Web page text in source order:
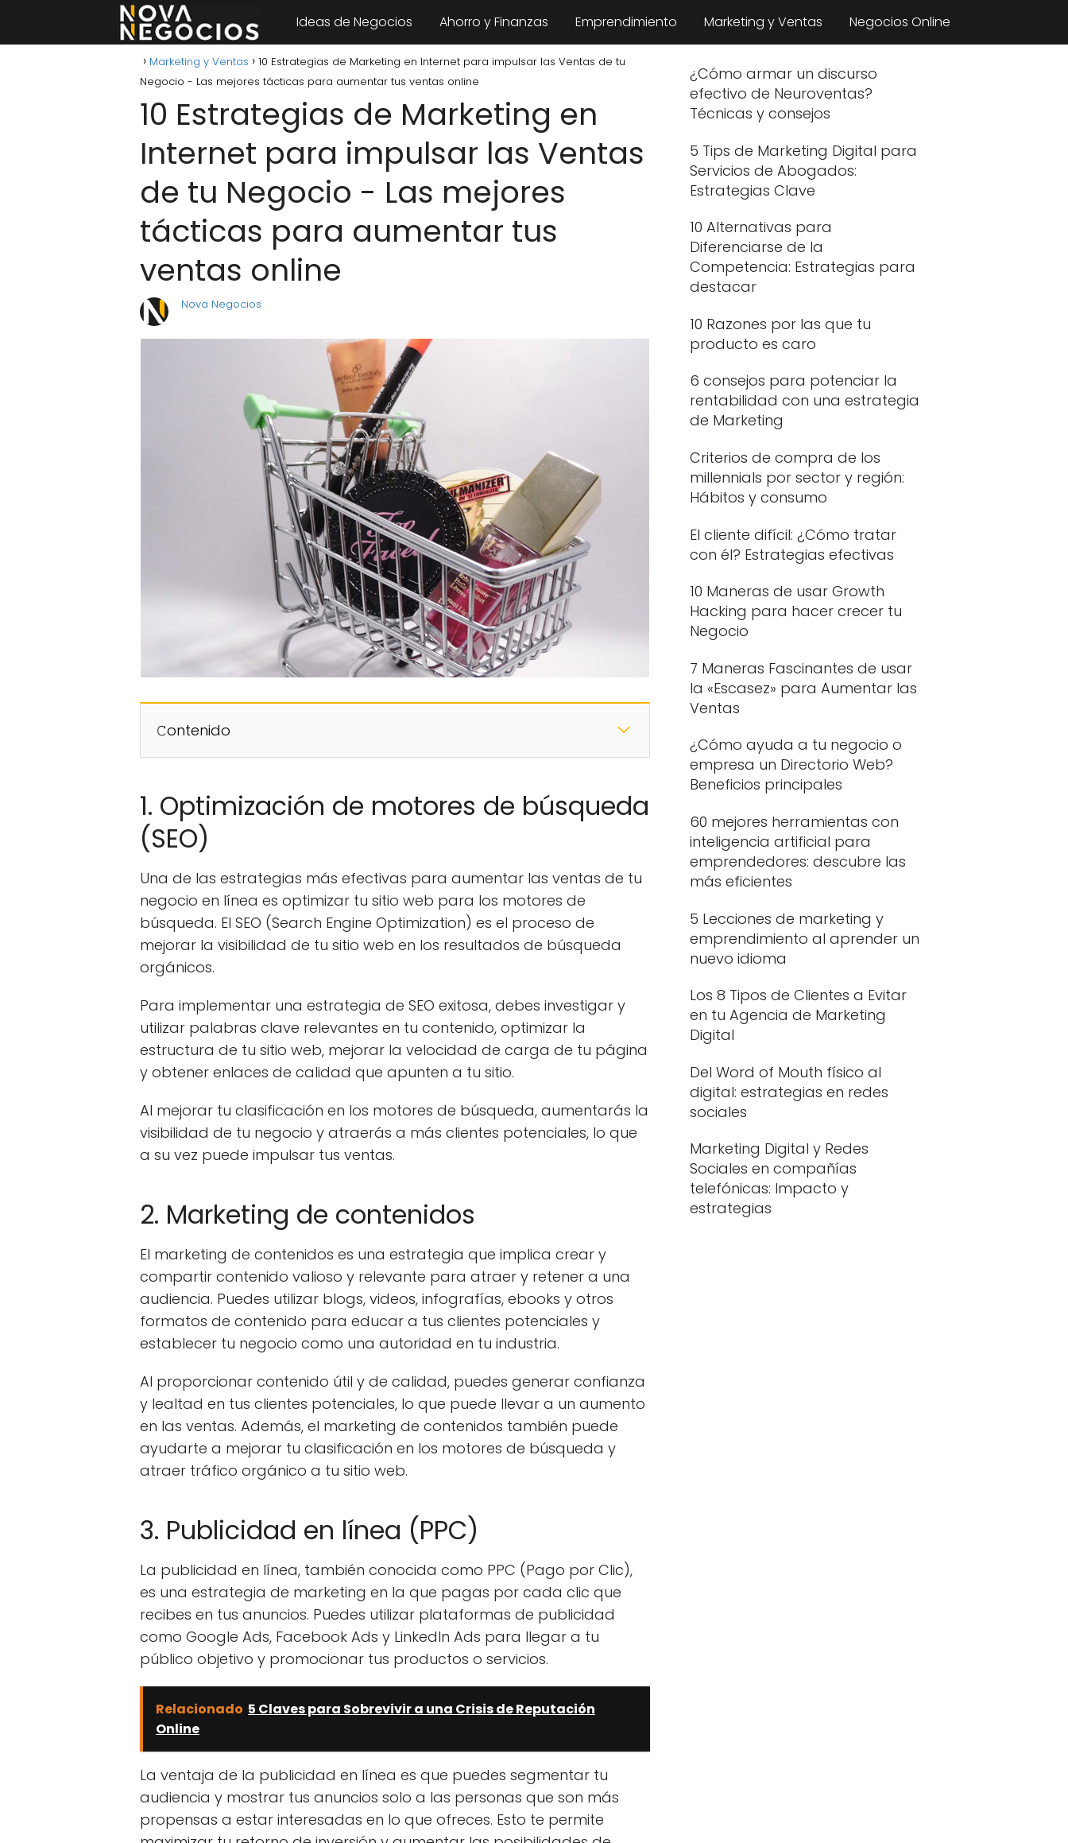
Ideas de Negocios Ahorro y Finanzas Emprendimiento Marketing y Ventas Negocios Online
Marketing y Ventas
10 Estrategias de Marketing en Internet para impulsar las Ventas de tu
Negocio - Las mejores tácticas para aumentar tus ventas online
10 Estrategias de Marketing en
Internet para impulsar las Ventas
de tu Negocio - Las mejores
tácticas para aumentar tus
ventas online
Nova Negocios
𝙲ontenido
1. Optimización de motores de búsqueda
(SEO)
Una de las estrategias más efectivas para aumentar las ventas de tu
negocio en línea es optimizar tu sitio web para los motores de
búsqueda. El SEO (Search Engine Optimization) es el proceso de
mejorar la visibilidad de tu sitio web en los resultados de búsqueda
orgánicos.
Para implementar una estrategia de SEO exitosa, debes investigar y
utilizar palabras clave relevantes en tu contenido, optimizar la
estructura de tu sitio web, mejorar la velocidad de carga de tu página
y obtener enlaces de calidad que apunten a tu sitio.
Al mejorar tu clasificación en los motores de búsqueda, aumentarás la
visibilidad de tu negocio y atraerás a más clientes potenciales, lo que
a su vez puede impulsar tus ventas.
2. Marketing de contenidos
El marketing de contenidos es una estrategia que implica crear y
compartir contenido valioso y relevante para atraer y retener a una
audiencia. Puedes utilizar blogs, videos, infografías, ebooks y otros
formatos de contenido para educar a tus clientes potenciales y
establecer tu negocio como una autoridad en tu industria.
Al proporcionar contenido útil y de calidad, puedes generar confianza
y lealtad en tus clientes potenciales, lo que puede llevar a un aumento
en las ventas. Además, el marketing de contenidos también puede
ayudarte a mejorar tu clasificación en los motores de búsqueda y
atraer tráfico orgánico a tu sitio web.
3. Publicidad en línea (PPC)
La publicidad en línea, también conocida como PPC (Pago por Clic),
es una estrategia de marketing en la que pagas por cada clic que
recibes en tus anuncios. Puedes utilizar plataformas de publicidad
como Google Ads, Facebook Ads y LinkedIn Ads para llegar a tu
público objetivo y promocionar tus productos o servicios.
Relacionado 5 Claves para Sobrevivir a una Crisis de Reputación
Online
La ventaja de la publicidad en línea es que puedes segmentar tu
audiencia y mostrar tus anuncios solo a las personas que son más
propensas a estar interesadas en lo que ofreces. Esto te permite
¿Cómo armar un discurso
efectivo de Neuroventas?
Técnicas y consejos
5 Tips de Marketing Digital para
Servicios de Abogados:
Estrategias Clave
10 Alternativas para
Diferenciarse de la
Competencia: Estrategias para
destacar
10 Razones por las que tu
producto es caro
6 consejos para potenciar la
rentabilidad con una estrategia
de Marketing
Criterios de compra de los
millennials por sector y región:
Hábitos y consumo
El cliente difícil: ¿Cómo tratar
con él? Estrategias efectivas
10 Maneras de usar Growth
Hacking para hacer crecer tu
Negocio
7 Maneras Fascinantes de usar
la «Escasez» para Aumentar las
Ventas
¿Cómo ayuda a tu negocio o
empresa un Directorio Web?
Beneficios principales
60 mejores herramientas con
inteligencia artificial para
emprendedores: descubre las
más eficientes
5 Lecciones de marketing y
emprendimiento al aprender un
nuevo idioma
Los 8 Tipos de Clientes a Evitar
en tu Agencia de Marketing
Digital
Del Word of Mouth físico al
digital: estrategias en redes
sociales
Marketing Digital y Redes
Sociales en compañías
telefónicas: Impacto y
estrategias